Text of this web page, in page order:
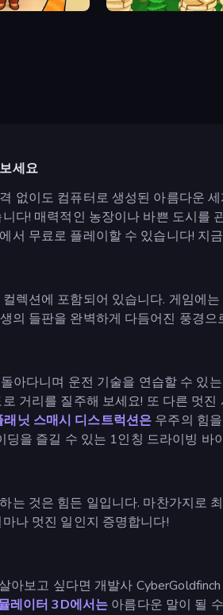
Papa's Pancakeria
세요
없이도 컴퓨터로 생성된 아름다운
다! 매력적인 농장이나 바쁜 도시
서 무료로 플레이할 수 있습니다! 지
렉션에 포함되어 있습니다. 게임에는
의 들판을 완벽하게 다듬어진 풍경
아다니며 운전 기술을 연습할 수 있
거리를 질주해 보세요! 또 다른 멋
래닛 스매시 디스트럭션은 우주의 힘
을 즐길 수 있는 1인칭 드라이빙 바
는 것은 힘든 일입니다. 마찬가지로
나 멋진 일인지 증명합니다!
아보고 싶다면 개발사
레이터 3D에서는 아름다운 말이 될